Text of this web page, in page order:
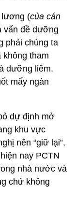
lương (của cán
vấn đề dưỡng
phải chúng ta
tham
dưỡng liêm.
mấy ngàn
dự định mở
khu vực
nên “giữ lại”,
nay PCTN
nhà nước và
chứ không